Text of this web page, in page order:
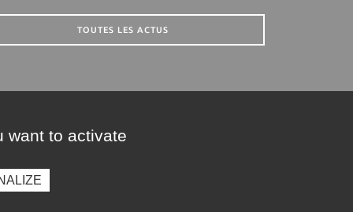
TOUTES LES ACTUS
want to activate